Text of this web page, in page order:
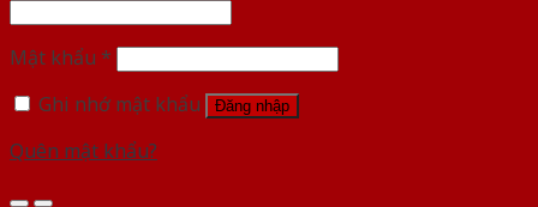
Mật khẩu *
Ghi nhớ mật khẩu
Đăng nhập
Quên mật khẩu?